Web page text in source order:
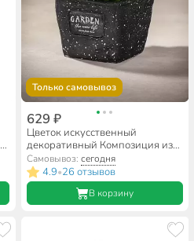
Только самовывоз
629 ₽
Цветок искусственный
декоративный Композиция из
суккулентов, в кашпо, 17х15х14
см, Y6-2061
Самовывоз: сегодня
4.9•26 отзывов
В корзину